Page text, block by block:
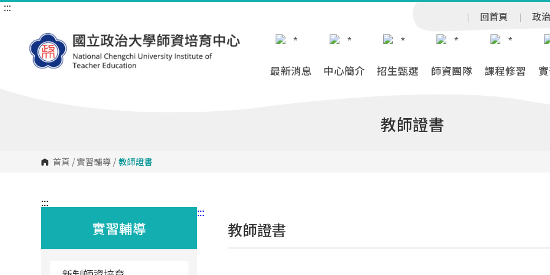
跳
:::
回首頁 政
最新消息 中心簡介 招生甄選 師資團隊 課程修習
教師證書
首頁 /實習輔導 / 教師證書
:::
實習輔導
:::
教師證書